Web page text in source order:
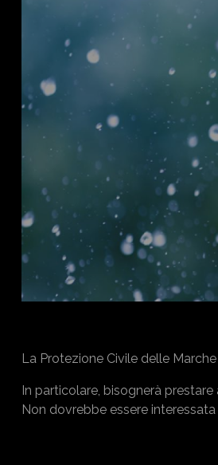
La Protezione Civile delle
In particolare, bisognerà
Non dovrebbe essere